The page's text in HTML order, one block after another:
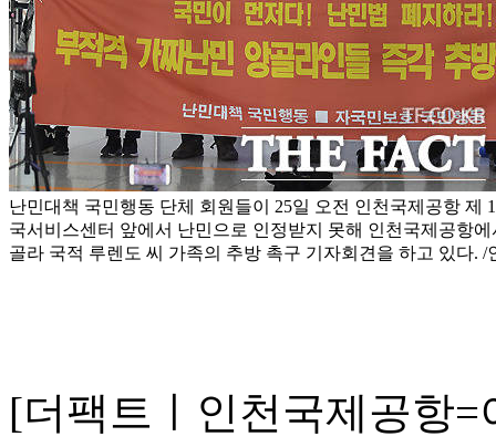
난민대책 국민행동 단체 회원들이 25일 오전 인천국제공항 제
국서비스센터 앞에서 난민으로 인정받지 못해 인천국제공항
골라 국적 루렌도 씨 가족의 추방 촉구 기자회견을 하고 있다.
[더팩트ㅣ인천국제공항